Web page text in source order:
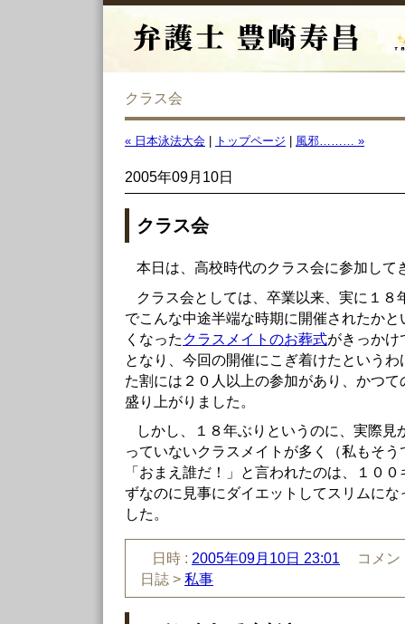
クラス会
« 日本泳法大会 トップページ 風邪……… »
2005年09月10日
クラス会
本日は、高校時代のクラス会に参加して
クラス会としては、卒業以来、実に１８
でこんな中途半端な時期に開催されたか
くなった クラスメイトのお葬式がきっかけ
となり、今回の開催にこぎ着けたという
た割には２０人以上の参加があり、かつ
盛り上がりました。
しかし、１８年ぶりというのに、実際見
っていないクラスメイトが多く（私もそ
「おまえ誰だ！」と言われたのは、１０
ずなのに見事にダイエットしてスリムに
した。
日時 : 2005年09月10日 23:01
コメ
日誌 > 私事